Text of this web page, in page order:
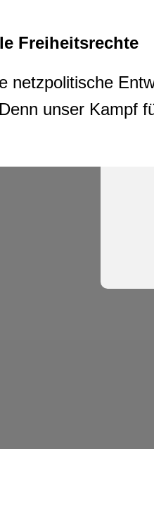
Freiheitsrechte
netzpolitische
unser Kampf